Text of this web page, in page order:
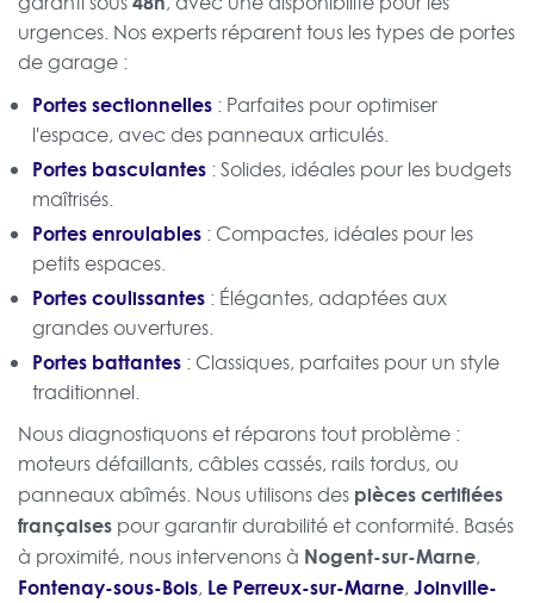
urgences. Nos experts réparent tous les types de portes
de garage :
Portes sectionnelles : Parfaites pour optimiser
l'espace, avec des panneaux articulés.
Portes basculantes : Solides, idéales pour les budgets
maîtrisés.
Portes enroulables : Compactes, idéales pour les
petits espaces.
Portes coulissantes : Élégantes, adaptées aux
grandes ouvertures.
Portes battantes : Classiques, parfaites pour un style
traditionnel.
Nous diagnostiquons et réparons tout problème :
moteurs défaillants, câbles cassés, rails tordus, ou
panneaux abîmés. Nous utilisons des pièces certifiées
françaises pour garantir durabilité et conformité. Basés
à proximité, nous intervenons à Nogent-sur-Marne,
Fontenay-sous-Bois, Le Perreux-sur-Marne, Joinville-